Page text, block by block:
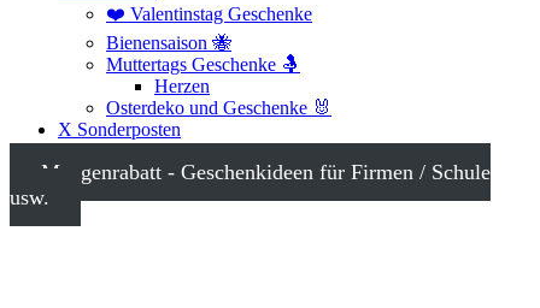
❤️ Valentinstag Geschenke
Bienensaison 🐝
Muttertags Geschenke 🤱
Herzen
Osterdeko und Geschenke 🐰
X Sonderposten
Mengenrabatt - Geschenkideen für Firmen / Schule
usw.